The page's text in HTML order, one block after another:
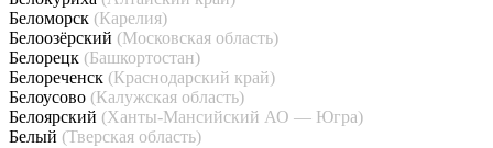
Беломорск (Карелия)
Белоозёрский (Московская область)
Белорецк (Башкортостан)
Белореченск (Краснодарский край)
Белоусово (Калужская область)
Белоярский (Ханты-Мансийский АО — Югра)
Белый (Тверская область)